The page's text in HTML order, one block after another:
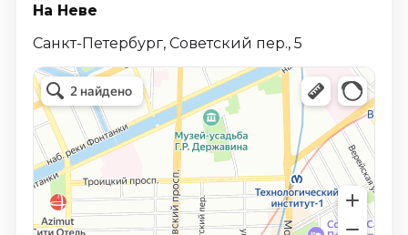
На Неве
Санкт-Петербург, Советский пер., 5